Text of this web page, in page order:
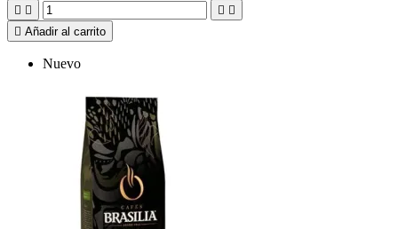
   
 Añadir al carrito
Nuevo